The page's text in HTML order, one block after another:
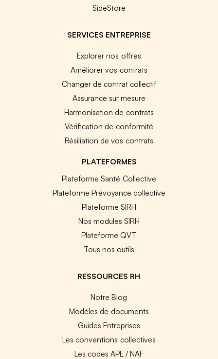
SideStore
SERVICES ENTREPRISE
Explorer nos offres
Améliorer vos contrats
Changer de contrat collectif
Assurance sur mesure
Harmonisation de contrats
Vérification de conformité
Résiliation de vos contrats
PLATEFORMES
Plateforme Santé Collective
Plateforme Prévoyance collective
Plateforme SIRH
Nos modules SIRH
Plateforme QVT
Tous nos outils
RESSOURCES RH
Notre Blog
Modèles de documents
Guides Entreprises
Les conventions collectives
Les codes APE / NAF